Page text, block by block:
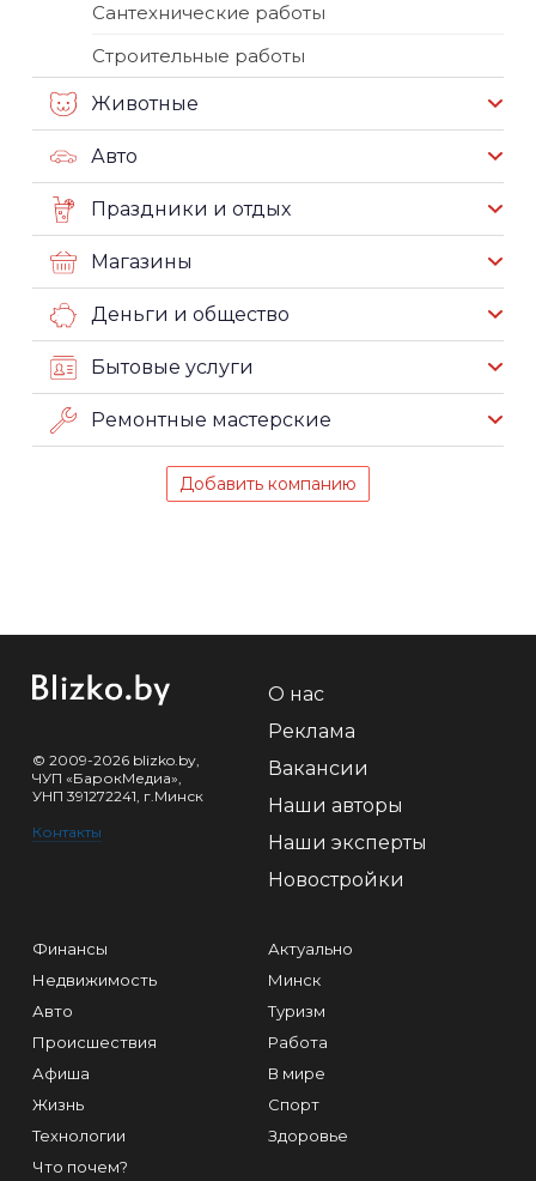
Сантехнические работы
Строительные работы
Животные
Авто
Праздники и отдых
Магазины
Деньги и общество
Бытовые услуги
Ремонтные мастерские
Добавить компанию
© 2009-2026 blizko.by,
ЧУП «БарокМедиа»,
УНП 391272241, г.Минск
Контакты
О нас
Реклама
Вакансии
Наши авторы
Наши эксперты
Новостройки
Финансы
Недвижимость
Авто
Происшествия
Афиша
Жизнь
Технологии
Что почем?
Актуально
Минск
Туризм
Работа
В мире
Спорт
Здоровье